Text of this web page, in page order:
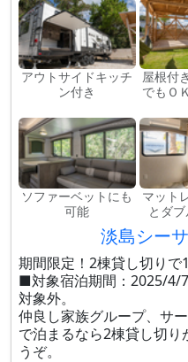
アウトサイドキッチ
ン付き
屋根付
でもＯ
ソファーベットにも
可能
マット
とダ
淡島シー
期間限定！2棟貸し切りで
■対象宿泊期間：2025/
対象外。
仲良し家族グループ、サ
で泊まるなら2棟貸し切
うぞ。